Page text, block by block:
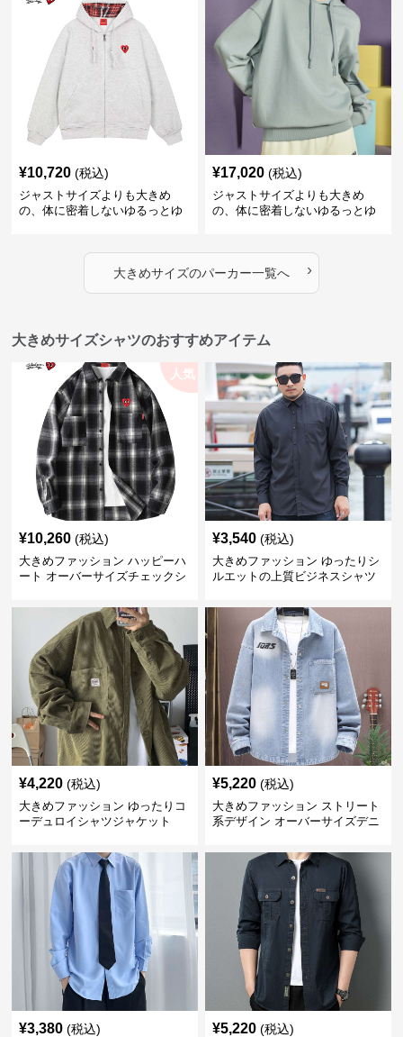
アップパーカー
¥10,720 (税込)
ジャストサイズよりも大きめ
の、体に密着しないゆるっとゆ
アップパーカー
¥17,020 (税込)
ジャストサイズよりも大きめ
の、体に密着しないゆるっとゆ
大きめサイズのパーカー一覧へ ›
大きめサイズシャツのおすすめアイテム
人気
¥10,260 (税込)
大きめファッション ハッピーハ
ート オーバーサイズチェックシ
¥3,540 (税込)
大きめファッション ゆったりシ
ルエットの上質ビジネスシャツ
¥4,220 (税込)
大きめファッション ゆったりコ
ーデュロイシャツジャケット
¥5,220 (税込)
大きめファッション ストリート
系デザイン オーバーサイズデニ
¥3,380 (税込) ¥5,220 (税込)